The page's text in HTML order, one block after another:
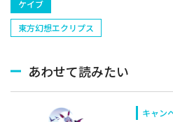
ケイブ
東方幻想エクリプス
あわせて読みたい
キャン